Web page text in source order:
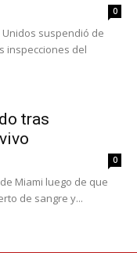
0
Unidos suspendió de
inspecciones del
tras
0
Miami luego de que
de sangre y...